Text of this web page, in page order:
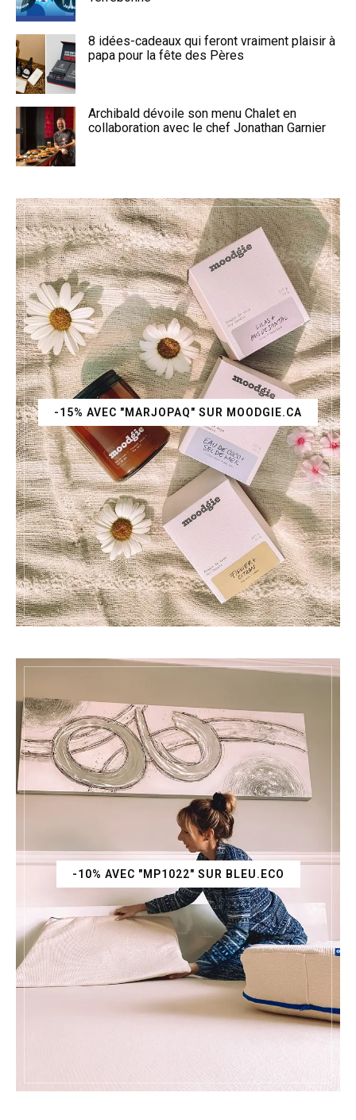
8 idées-cadeaux qui feront vraiment plaisir à
papa pour la fête des Pères
Archibald dévoile son menu Chalet en
collaboration avec le chef Jonathan Garnier
-15% AVEC "MARJOPAQ" SUR MOODGIE.CA
-10% AVEC "MP1022" SUR BLEU.ECO